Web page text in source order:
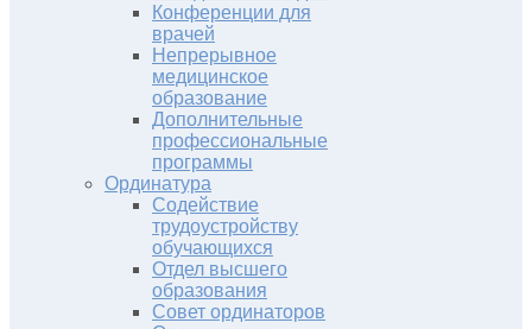
Конференции для
врачей
Непрерывное
медицинское
образование
Дополнительные
профессиональные
программы
Ординатура
Содействие
трудоустройству
обучающихся
Отдел высшего
образования
Совет ординаторов